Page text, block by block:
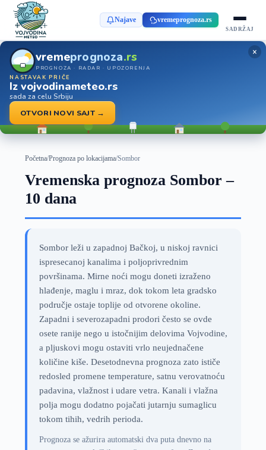
Najave vremeprognoza.rs
SADRŽAJ
vremeprognoza.rs
PROGNOZA · RADAR · UPOZORENJA
NASTAVAK PRIČE
Iz vojvodinameteo.rs
sada za celu Srbiju
OTVORI NOVI SAJT →
×
Početna/Prognoza po lokacijama/Sombor
Vremenska prognoza Sombor –
10 dana
Sombor leži u zapadnoj Bačkoj, u niskoj ravnici
ispresecanoj kanalima i poljoprivrednim
površinama. Mirne noći mogu doneti izraženo
hlađenje, maglu i mraz, dok tokom leta gradsko
područje ostaje toplije od otvorene okoline.
Zapadni i severozapadni prodori često se ovde
osete ranije nego u istočnijim delovima Vojvodine,
a pljuskovi mogu ostaviti vrlo neujednačene
količine kiše. Desetodnevna prognoza zato ističe
redosled promene temperature, satnu verovatnoću
padavina, vlažnost i udare vetra. Kanali i vlažna
polja mogu dodatno pojačati jutarnju sumaglicu
tokom tihih, vedrih perioda.
Prognoza se ažurira automatski dva puta dnevno na